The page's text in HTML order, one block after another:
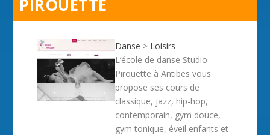
PIROUETTE
Danse > Loisirs
L’école de danse Studio
Pirouette à Antibes vous
propose ses cours de
classique, jazz, hip-hop,
contemporain, gym douce,
gym tonique, éveil enfants et